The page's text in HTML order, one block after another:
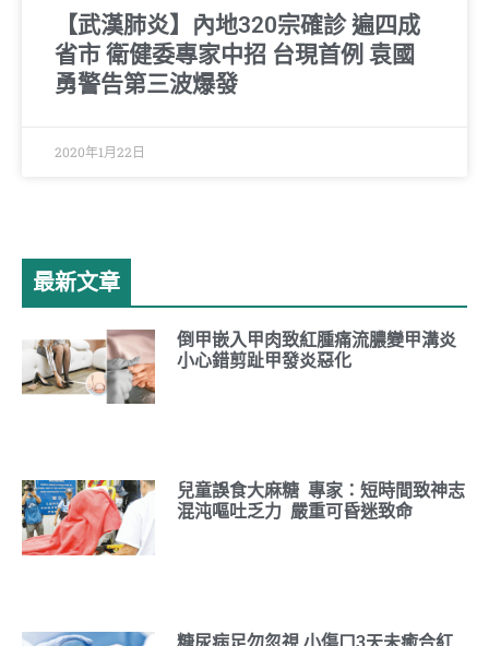
【武漢肺炎】內地320宗確診 遍四成
省市 衛健委專家中招 台現首例 袁國
勇警告第三波爆發
2020年1月22日
最新文章
倒甲嵌入甲肉致紅腫痛流膿變甲溝炎
小心錯剪趾甲發炎惡化
兒童誤食大麻糖 專家：短時間致神志
混沌嘔吐乏力 嚴重可昏迷致命
糖尿病足勿忽視 小傷口3天未癒合紅